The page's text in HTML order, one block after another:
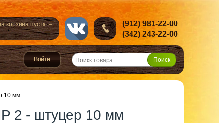
корзина пуста. –
(912) 981-22-00
(342) 243-22-00
10 мм
2 - штуцер 10 мм